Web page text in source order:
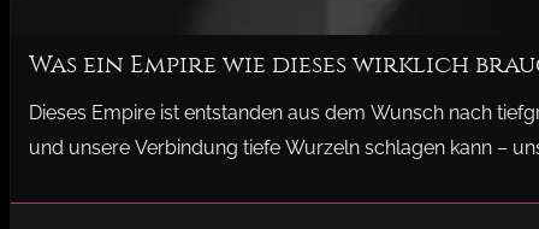
Was ein Empire wie dieses wirklich
Dieses Empire ist entstanden aus dem Wunsch nach
und unsere Verbindung tiefe Wurzeln schlagen kann –